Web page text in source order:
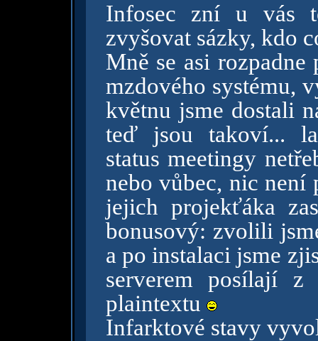
Infosec zní u vás
zvyšovat sázky, kdo
Mně se asi
mzdového systému,
květnu jsme dostali
teď jsou takoví...
status meetingy
nebo vůbec, nic není
jejich projekťáka
bonusový: zvolili
a po instalaci jsme
serverem posílají
plaintextu
Infarktové stavy